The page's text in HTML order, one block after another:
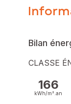
Les
Honoraires
Contactez
le numéro
Bilan
CLASSE
166
kWh/m². an